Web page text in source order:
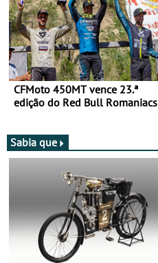
CFMoto 450MT vence 23.ª
edição do Red Bull Romaniacs
Sabia que